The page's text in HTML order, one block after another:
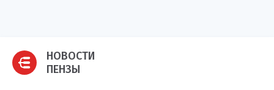
НОВОСТИ
ПЕНЗЫ